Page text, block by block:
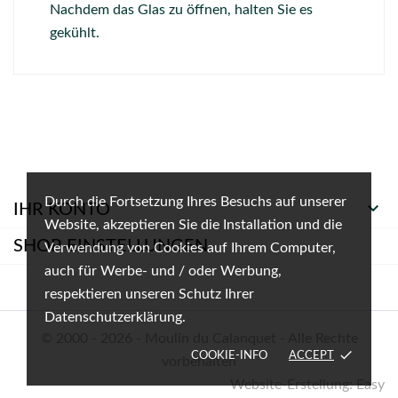
Durch die Fortsetzung Ihres Besuchs auf unserer
Website, akzeptieren Sie die Installation und die
Verwendung von Cookies auf Ihrem Computer,
auch für Werbe- und / oder Werbung,
respektieren unseren Schutz Ihrer
Datenschutzerklärung.
COOKIE-INFO ACCEPT done
Nachdem das Glas zu öffnen, halten Sie es
gekühlt.
IHR KONTO 
SHOP-EINSTELLUNGEN
vorbehalten
Website-Erstellung: Easy